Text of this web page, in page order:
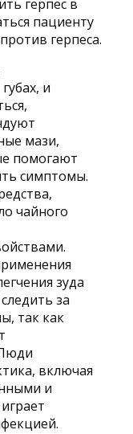
герпес в
пациенту
герпеса.
и
мази,
помогают
симптомы.
чайного
зуда
за
так как
включая
и